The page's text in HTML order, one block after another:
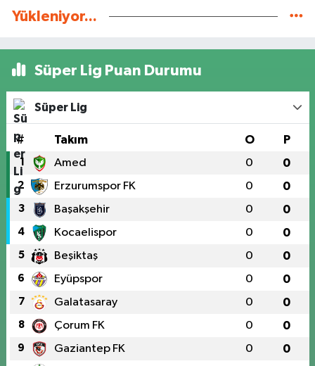
Yükleniyor...
Süper Lig Puan Durumu
Süper Lig
# Takım O P
1 Amed 0 0
2 Erzurumspor FK 0 0
3 Başakşehir 0 0
4 Kocaelispor 0 0
5 Beşiktaş 0 0
6 Eyüpspor 0 0
7 Galatasaray 0 0
8 Çorum FK 0 0
9 Gaziantep FK 0 0